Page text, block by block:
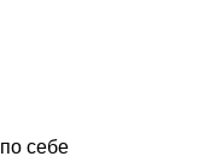
себе